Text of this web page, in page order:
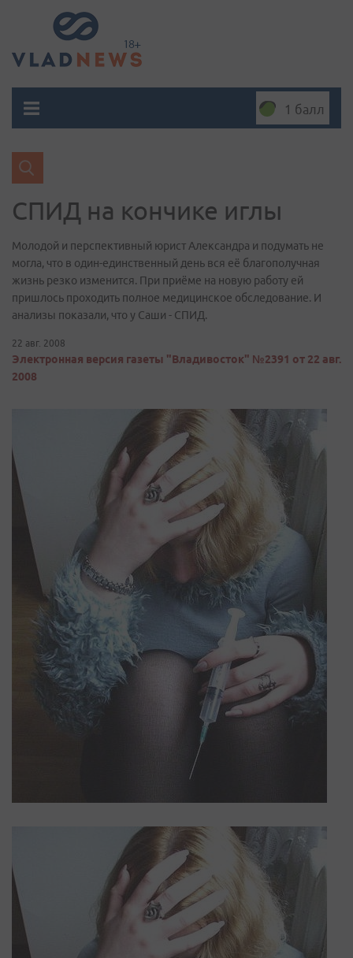
1 балл
СПИД на кончике иглы
Молодой и перспективный юрист Александра и подумать не
могла, что в один-единственный день вся её благополучная
жизнь резко изменится. При приёме на новую работу ей
пришлось проходить полное медицинское обследование. И
анализы показали, что у Саши - СПИД.
22 авг. 2008
Электронная версия газеты "Владивосток" №2391 от 22 авг.
2008